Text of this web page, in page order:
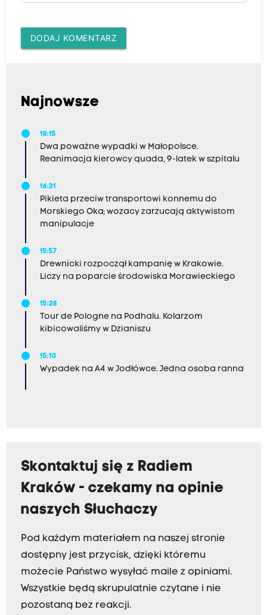
DODAJ KOMENTARZ
Najnowsze
18:15
Dwa poważne wypadki w Małopolsce.
Reanimacja kierowcy quada, 9-latek w szpitalu
16:31
Pikieta przeciw transportowi konnemu do
Morskiego Oka; wozacy zarzucają aktywistom
manipulacje
15:57
Drewnicki rozpoczął kampanię w Krakowie.
Liczy na poparcie środowiska Morawieckiego
15:28
Tour de Pologne na Podhalu. Kolarzom
kibicowaliśmy w Dzianiszu
15:10
Wypadek na A4 w Jodłówce. Jedna osoba ranna
Skontaktuj się z Radiem
Kraków - czekamy na opinie
naszych Słuchaczy
Pod każdym materiałem na naszej stronie
dostępny jest przycisk, dzięki któremu
możecie Państwo wysyłać maile z opiniami.
Wszystkie będą skrupulatnie czytane i nie
pozostaną bez reakcji.